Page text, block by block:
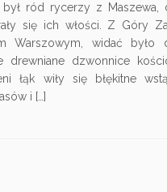
ród rycerzy z Maszewa,
się ich włości. Z Góry
Warszowym, widać było
drewniane dzwonnice
łąk wiły się błękitne
i […]